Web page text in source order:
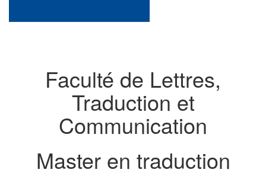
Faculté de Lettres,
Traduction et
Communication
Master en traduction